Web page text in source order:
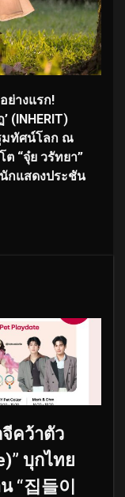
ย่างแรก!
(INHERIT)
มทัศน์โลก ณ
“จุ๋ย วรัทยา”
กแสดงประชัน
คว้าตัว
บุกไทย
“집들이